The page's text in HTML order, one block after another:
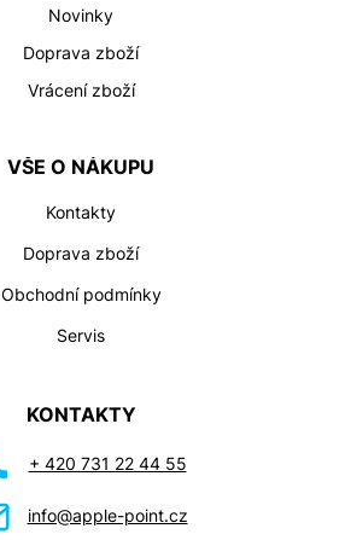
Novinky
Doprava zboží
Vrácení zboží
VŠE O NÁKUPU
Kontakty
Doprava zboží
Obchodní podmínky
Servis
KONTAKTY
+ 420 731 22 44 55
info@apple-point.cz